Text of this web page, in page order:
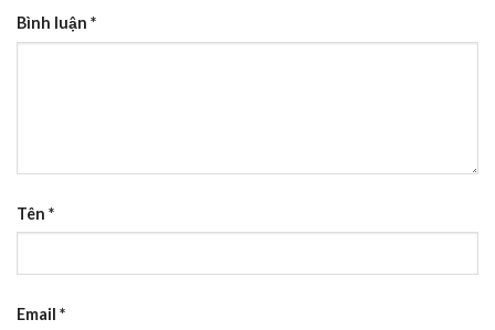
Bình luận *
Tên *
Email *